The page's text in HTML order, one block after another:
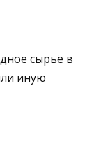
сырьё в
иную